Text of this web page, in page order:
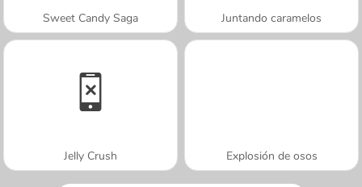
Sweet Candy Saga Juntando caramelos
Jelly Crush Explosión de osos